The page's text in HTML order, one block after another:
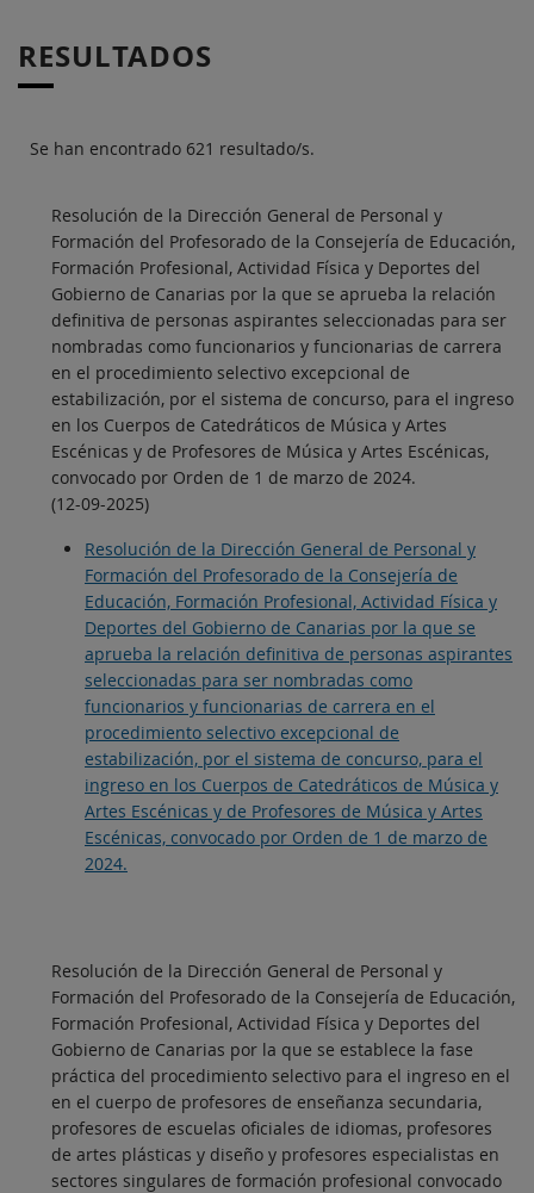
RESULTADOS
Se han encontrado 621 resultado/s.
Resolución de la Dirección General de Personal y
Formación del Profesorado de la Consejería de Educación,
Formación Profesional, Actividad Física y Deportes del
Gobierno de Canarias por la que se aprueba la relación
definitiva de personas aspirantes seleccionadas para ser
nombradas como funcionarios y funcionarias de carrera
en el procedimiento selectivo excepcional de
estabilización, por el sistema de concurso, para el ingreso
en los Cuerpos de Catedráticos de Música y Artes
Escénicas y de Profesores de Música y Artes Escénicas,
convocado por Orden de 1 de marzo de 2024.
(12-09-2025)
Resolución de la Dirección General de Personal y
Formación del Profesorado de la Consejería de
Educación, Formación Profesional, Actividad Física y
Deportes del Gobierno de Canarias por la que se
aprueba la relación definitiva de personas aspirantes
seleccionadas para ser nombradas como
funcionarios y funcionarias de carrera en el
procedimiento selectivo excepcional de
estabilización, por el sistema de concurso, para el
ingreso en los Cuerpos de Catedráticos de Música y
Artes Escénicas y de Profesores de Música y Artes
Escénicas, convocado por Orden de 1 de marzo de
2024.
Resolución de la Dirección General de Personal y
Formación del Profesorado de la Consejería de Educación,
Formación Profesional, Actividad Física y Deportes del
Gobierno de Canarias por la que se establece la fase
práctica del procedimiento selectivo para el ingreso en el
en el cuerpo de profesores de enseñanza secundaria,
profesores de escuelas oficiales de idiomas, profesores
de artes plásticas y diseño y profesores especialistas en
sectores singulares de formación profesional convocado